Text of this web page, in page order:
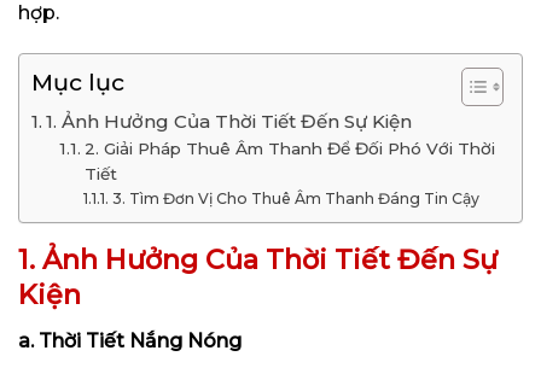
hợp.
Mục lục
1. Ảnh Hưởng Của Thời Tiết Đến Sự Kiện
2. Giải Pháp Thuê Âm Thanh Để Đối Phó Với Thời
Tiết
3. Tìm Đơn Vị Cho Thuê Âm Thanh Đáng Tin Cậy
1. Ảnh Hưởng Của Thời Tiết Đến Sự
Kiện
a. Thời Tiết Nắng Nóng